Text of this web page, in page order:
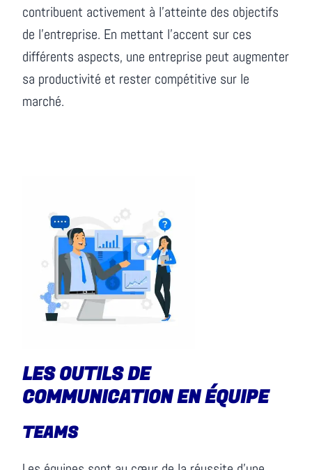
contribuent activement à l’atteinte des objectifs
de l’entreprise. En mettant l’accent sur ces
différents aspects, une entreprise peut augmenter
sa productivité et rester compétitive sur le
marché.
LES OUTILS DE
COMMUNICATION EN ÉQUIPE
TEAMS